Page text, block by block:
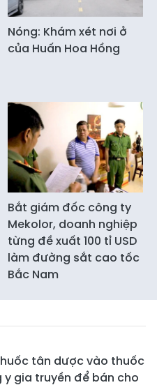
Nóng: Khám xét nơi ở
của Huấn Hoa Hồng
Bắt giám đốc công ty
Mekolor, doanh nghiệp
từng đề xuất 100 tỉ USD
làm đường sắt cao tốc
Bắc Nam
tân dược vào thuốc
y gia truyền để bán cho